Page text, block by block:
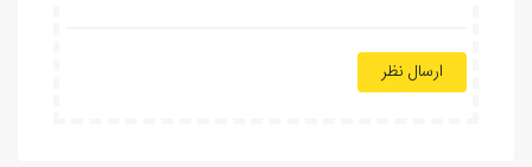
ارسال نظر